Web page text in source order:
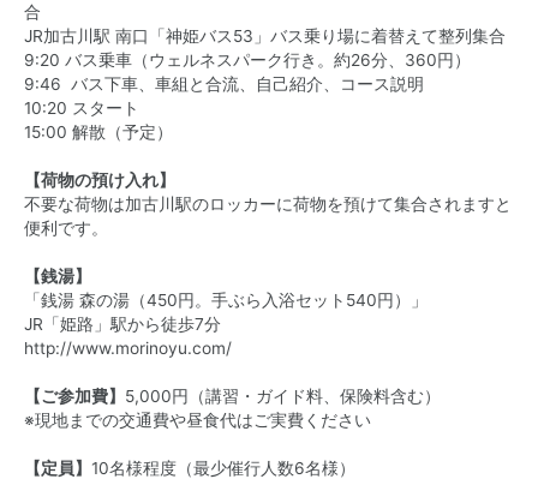
合
JR加古川駅 南口「神姫バス53」バス乗り場に着替えて整列集合
9:20 バス乗車（ウェルネスパーク行き。約26分、360円）
9:46 バス下車、車組と合流、自己紹介、コース説明
10:20 スタート
15:00 解散（予定）
【荷物の預け入れ】
不要な荷物は加古川駅のロッカーに荷物を預けて集合されますと
便利です。
【銭湯】
「銭湯 森の湯（450円。手ぶら入浴セット540円）」
JR「姫路」駅から徒歩7分
http://www.morinoyu.com/
【ご参加費】 5,000円（講習・ガイド料、保険料含む）
※現地までの交通費や昼食代はご実費ください
【定員】 10名様程度（最少催行人数6名様）